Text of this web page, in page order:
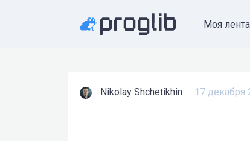
Моя лента
Nikolay Shchetikhin 17 декабря